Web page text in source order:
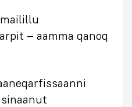
– aamma qanoq